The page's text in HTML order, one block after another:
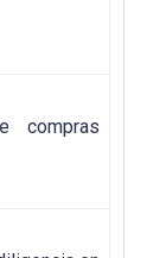
compras